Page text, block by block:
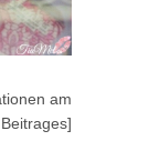
am